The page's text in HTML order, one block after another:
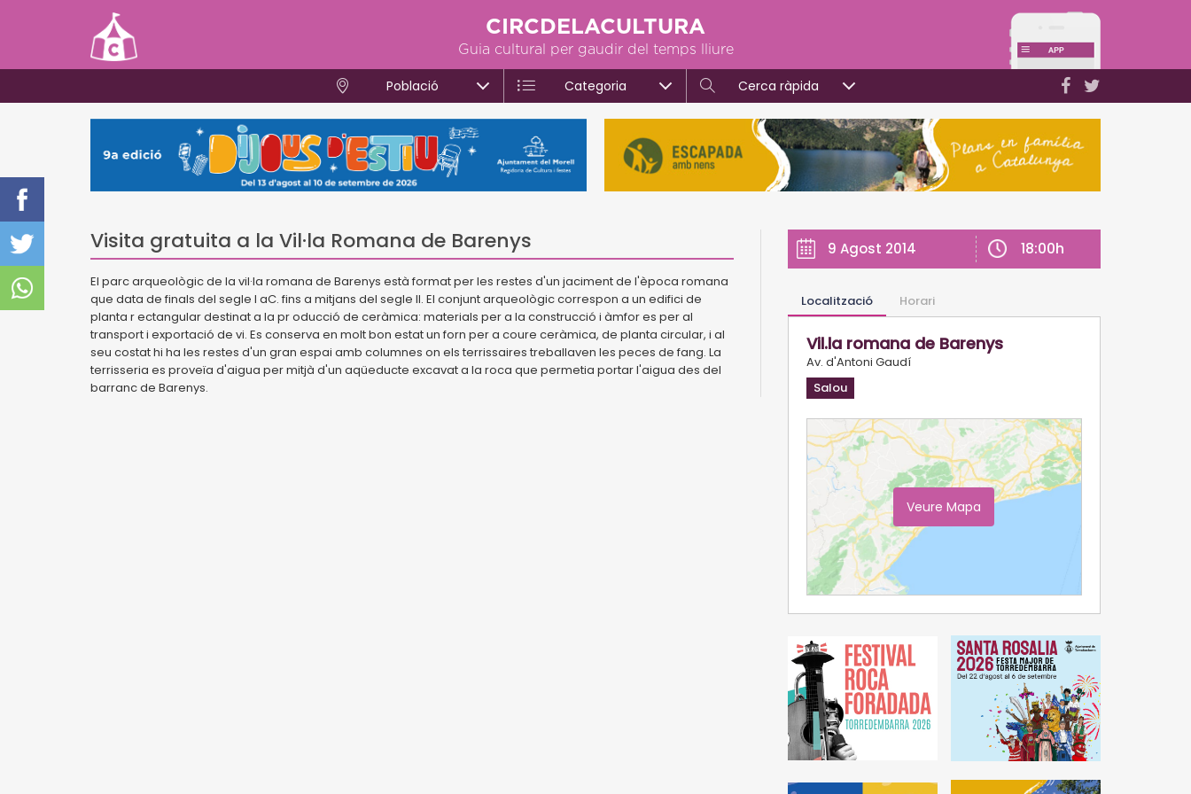
CIRCDELACULTURA
Guia cultural per gaudir del temps lliure
Població Categoria Cerca ràpida
Visita gratuita a la Vil·la Romana de Barenys
El parc arqueològic de la vil·la romana de Barenys està format per les restes d'un jaciment de l'època romana
que data de finals del segle I aC. fins a mitjans del segle II. El conjunt arqueològic correspon a un edifici de
planta r ectangular destinat a la pr oducció de ceràmica: materials per a la construcció i àmfor es per al
transport i exportació de vi. Es conserva en molt bon estat un forn per a coure ceràmica, de planta circular, i al
seu costat hi ha les restes d'un gran espai amb columnes on els terrissaires treballaven les peces de fang. La
terrisseria es proveïa d'aigua per mitjà d'un aqüeducte excavat a la roca que permetia portar l'aigua des del
barranc de Barenys.
9 Agost 2014 18:00h
Localització Horari
Vil.la romana de Barenys
Av. d'Antoni Gaudí
Salou
Veure Mapa